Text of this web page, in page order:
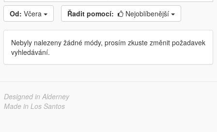
Od: Včera Řadit pomocí: Nejoblíbenější
Nebyly nalezeny žádné módy, prosím zkuste změnit požadavek
vyhledávání.
Designed in Alderney
Made in Los Santos